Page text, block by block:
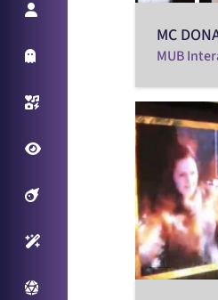
Photo/Video Booth
Fantastic View
Filtros Interativos
Sensores Inteligentes
MC
MUB